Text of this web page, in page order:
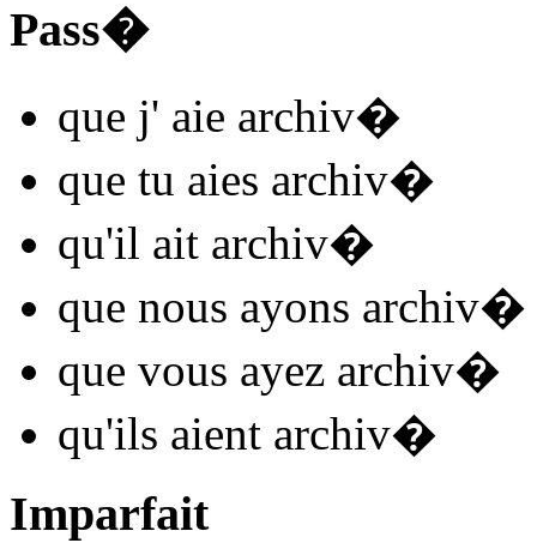
Pass�
que j' aie archiv�
que tu aies archiv�
qu'il ait archiv�
que nous ayons archiv�
que vous ayez archiv�
qu'ils aient archiv�
Imparfait